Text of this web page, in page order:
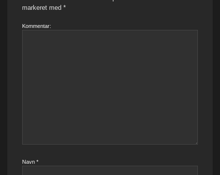
markeret med *
Kommentar:
Navn *